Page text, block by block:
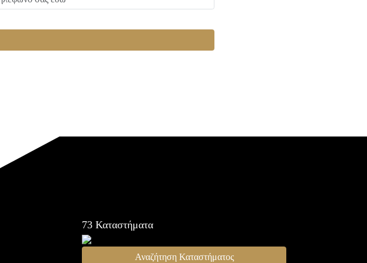
73 Καταστήματα
Αναζήτηση Καταστήματος